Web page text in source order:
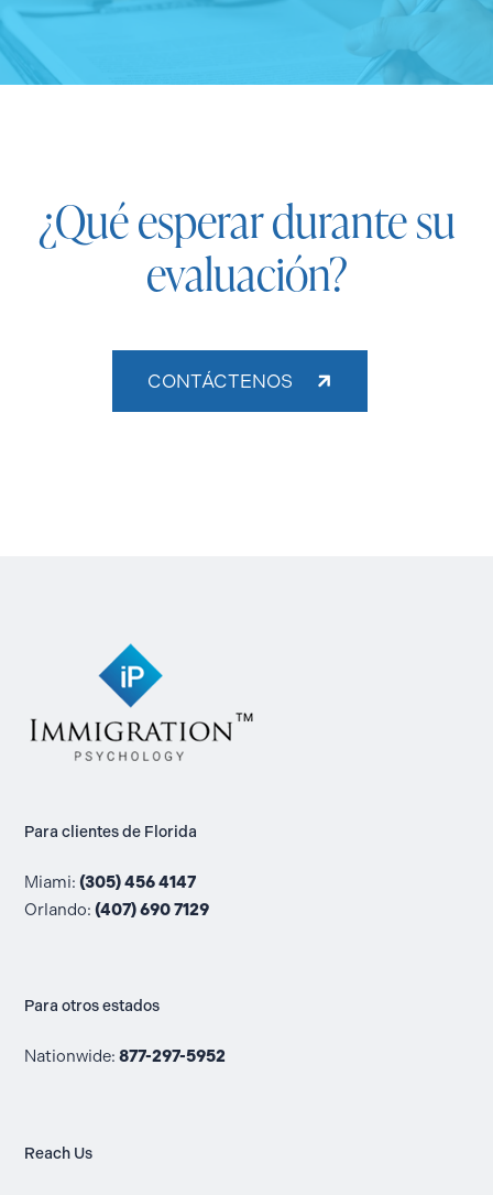
¿Qué esperar durante su
evaluación?
CONTÁCTENOS
Para clientes de Florida
Miami: (305) 456 4147
Orlando: (407) 690 7129
Para otros estados
Nationwide: 877-297-5952
Reach Us